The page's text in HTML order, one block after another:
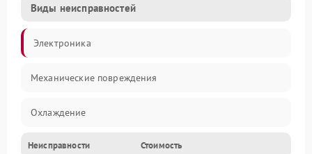
Виды неисправностей
Электроника
Механические повреждения
Охлаждение
Механика
Неисправности Стоимость